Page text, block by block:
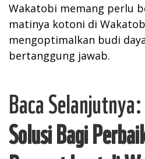
Wakatobi memang perlu
matinya kotoni di
mengoptimalkan budi
bertanggung jawab.
Baca Selanjutnya:
Solusi Bagi Pe